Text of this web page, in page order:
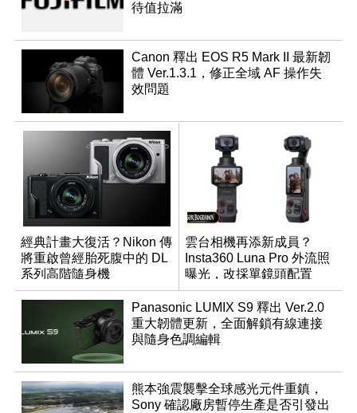
待值拉滿
Canon 釋出 EOS R5 Mark II 最新韌
體 Ver.1.3.1，修正全域 AF 操作失
效問題
經典計畫大復活？Nikon 傳
將重啟曾經胎死腹中的 DL
系列高階隨身機
雲台相機再添新成員？
Insta360 Luna Pro 外流照
曝光，改採單鏡頭配置
Panasonic LUMIX S9 釋出 Ver.2.0
重大韌體更新，全面解鎖有線連接
與隨身色調編輯
熊本強震襲擊全球感光元件重鎮，
Sony 確認廠房暫停生產是否引發出